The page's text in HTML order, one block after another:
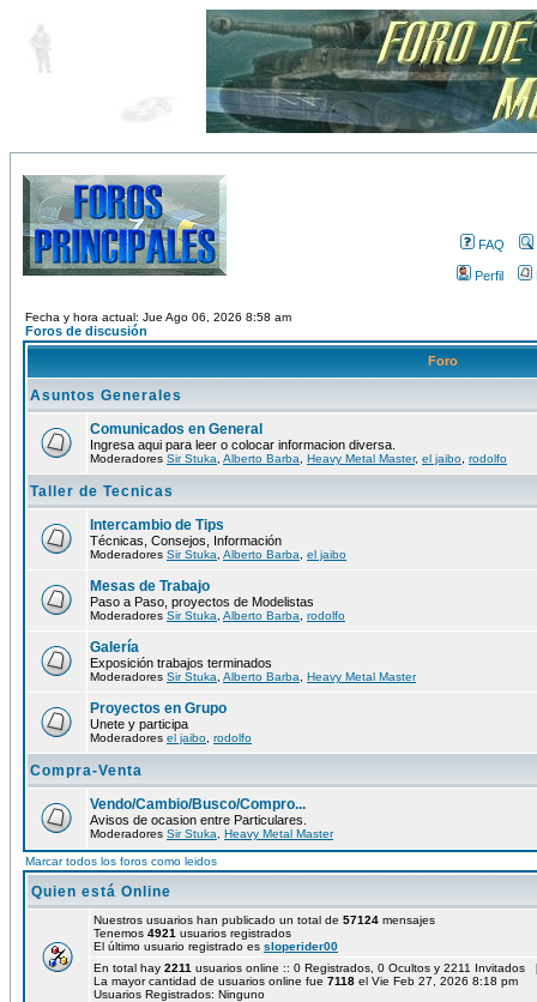
FAQ
Perfil
Fecha y hora actual: Jue Ago 06, 2026 8:58 am
Foros de discusión
Foro
Asuntos Generales
Comunicados en General
Ingresa aqui para leer o colocar informacion diversa.
Moderadores Sir Stuka Alberto Barba Heavy Metal Master, el jaibo rodolfo
Taller de Tecnicas
Intercambio de Tips
Técnicas, Consejos, Información
Moderadores Sir Stuka Alberto Barba el jaibo
Mesas de Trabajo
Paso a Paso, proyectos de Modelistas
Moderadores Sir Stuka Alberto Barba rodolfo
Galería
Exposición trabajos terminados
Moderadores Sir Stuka Alberto Barba Heavy Metal Master
Proyectos en Grupo
Unete y participa
Moderadores el jaibo rodolfo
Compra-Venta
Vendo/Cambio/Busco/Compro...
Avisos de ocasion entre Particulares.
Moderadores Sir Stuka Heavy Metal Master
Marcar todos los foros como leidos
Quien está Online
Nuestros usuarios han publicado un total de 57124 mensajes
Tenemos 4921 usuarios registrados
El último usuario registrado es sloperider00
En total hay 2211 usuarios online :: 0 Registrados, 0 Ocultos y 2211 Invitados
La mayor cantidad de usuarios online fue 7118 el Vie Feb 27, 2026 8:18 pm
Usuarios Registrados: Ninguno